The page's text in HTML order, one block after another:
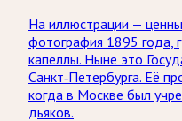
На иллюстрации —
фотография 1895 года,
капеллы. Ныне это
Санкт‑Петербурга. Её
когда в Москве был
дьяков.